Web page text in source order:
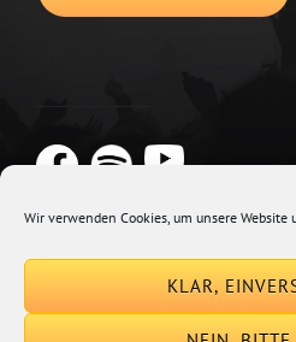
Wir verwenden Cookies, um unsere
KLAR,
Euphony By